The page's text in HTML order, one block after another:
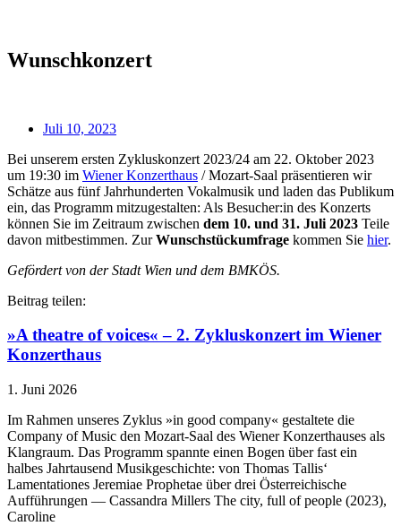
Wunschkonzert
Juli 10, 2023
Bei unserem ersten Zykluskonzert 2023/24 am 22. Oktober 2023
um 19:30 im Wiener Konzerthaus / Mozart-Saal präsentieren wir
Schätze aus fünf Jahrhunderten Vokalmusik und laden das Publikum
ein, das Programm mitzugestalten: Als Besucher:in des Konzerts
können Sie im Zeitraum zwischen dem 10. und 31. Juli 2023 Teile
davon mitbestimmen. ZurWunschstückumfrage kommen Sie hier.
Gefördert von der Stadt Wien und dem BMKÖS.
Beitrag teilen:
»A theatre of voices« – 2. Zykluskonzert im Wiener
Konzerthaus
1. Juni 2026
Im Rahmen unseres Zyklus »in good company« gestaltete die
Company of Music den Mozart-Saal des Wiener Konzerthauses als
Klangraum. Das Programm spannte einen Bogen über fast ein
halbes Jahrtausend Musikgeschichte: von Thomas Tallis‘
Lamentationes Jeremiae Prophetae über drei Österreichische
Aufführungen — Cassandra Millers The city, full of people (2023),
Caroline